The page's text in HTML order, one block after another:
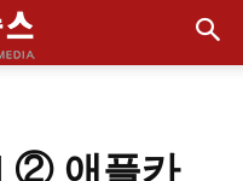
② 애플카